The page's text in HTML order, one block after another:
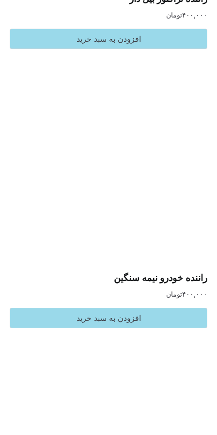
تومان
افزودن به سبد خرید
خودرو نیمه سنگین
تومان
افزودن به سبد خرید